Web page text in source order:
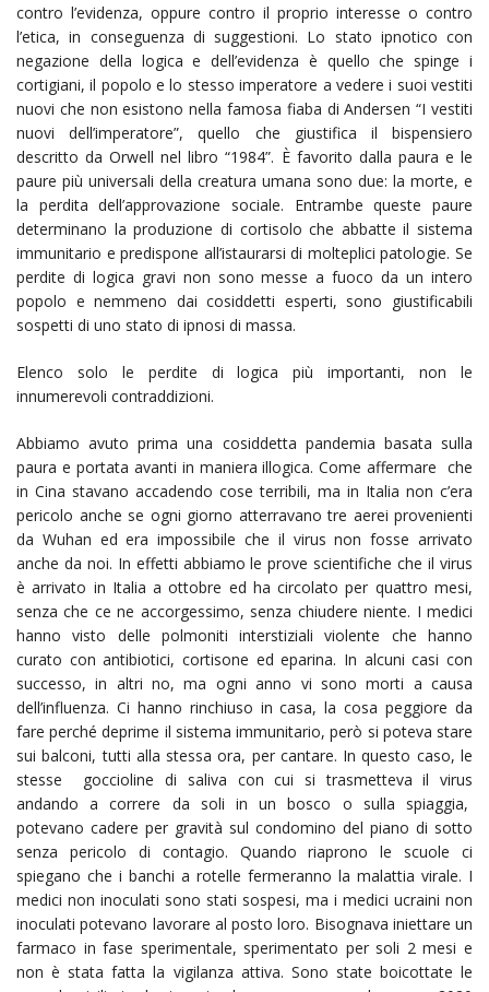
contro l’evidenza, oppure contro il proprio interesse o contro
l’etica, in conseguenza di suggestioni. Lo stato ipnotico con
negazione della logica e dell’evidenza è quello che spinge i
cortigiani, il popolo e lo stesso imperatore a vedere i suoi vestiti
nuovi che non esistono nella famosa fiaba di Andersen “I vestiti
nuovi dell’imperatore”, quello che giustifica il bispensiero
descritto da Orwell nel libro “1984”. È favorito dalla paura e le
paure più universali della creatura umana sono due: la morte, e
la perdita dell’approvazione sociale. Entrambe queste paure
determinano la produzione di cortisolo che abbatte il sistema
immunitario e predispone all’istaurarsi di molteplici patologie. Se
perdite di logica gravi non sono messe a fuoco da un intero
popolo e nemmeno dai cosiddetti esperti, sono giustificabili
sospetti di uno stato di ipnosi di massa.
Elenco solo le perdite di logica più importanti, non le
innumerevoli contraddizioni.
Abbiamo avuto prima una cosiddetta pandemia basata sulla
paura e portata avanti in maniera illogica. Come affermare che
in Cina stavano accadendo cose terribili, ma in Italia non c’era
pericolo anche se ogni giorno atterravano tre aerei provenienti
da Wuhan ed era impossibile che il virus non fosse arrivato
anche da noi. In effetti abbiamo le prove scientifiche che il virus
è arrivato in Italia a ottobre ed ha circolato per quattro mesi,
senza che ce ne accorgessimo, senza chiudere niente. I medici
hanno visto delle polmoniti interstiziali violente che hanno
curato con antibiotici, cortisone ed eparina. In alcuni casi con
successo, in altri no, ma ogni anno vi sono morti a causa
dell’influenza. Ci hanno rinchiuso in casa, la cosa peggiore da
fare perché deprime il sistema immunitario, però si poteva stare
sui balconi, tutti alla stessa ora, per cantare. In questo caso, le
stesse goccioline di saliva con cui si trasmetteva il virus
andando a correre da soli in un bosco o sulla spiaggia,
potevano cadere per gravità sul condomino del piano di sotto
senza pericolo di contagio. Quando riaprono le scuole ci
spiegano che i banchi a rotelle fermeranno la malattia virale. I
medici non inoculati sono stati sospesi, ma i medici ucraini non
inoculati potevano lavorare al posto loro. Bisognava iniettare un
farmaco in fase sperimentale, sperimentato per soli 2 mesi e
non è stata fatta la vigilanza attiva. Sono state boicottate le